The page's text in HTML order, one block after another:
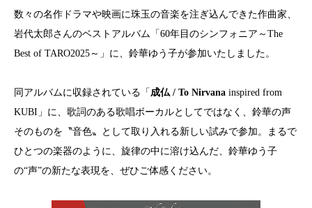
数々の名作ドラマや映画に珠玉の音楽を注ぎ込んできた作曲家、
岩代太郎さんのベストアルバム「60年目のシンフォニア～The
Best of TARO2025～」に、鈴華ゆう子が参加いたしました。
同アルバムに収録されている「 成仏 / To Nirvana inspired from
KUBI」に、歌詞のある歌唱ボーカルとしてではなく、鈴華の声
そのものを〝音色〟として取り入れる新しい試みで参加。まるで
ひとつの楽器のように、旋律の中に溶け込んだ、鈴華ゆう子
の“声”の新たな表現を、ぜひご体感ください。